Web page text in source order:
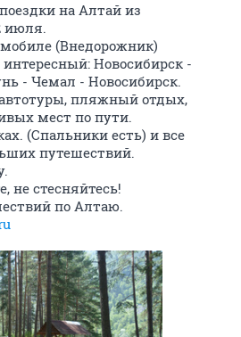
на Алтай из
июля.
(Внедорожник)
Новосибирск -
- Чемал - Новосибирск.
пляжный отдых,
мест по пути.
(Спальники есть) и все
путешествий.
не стесняйтесь!
по Алтаю.